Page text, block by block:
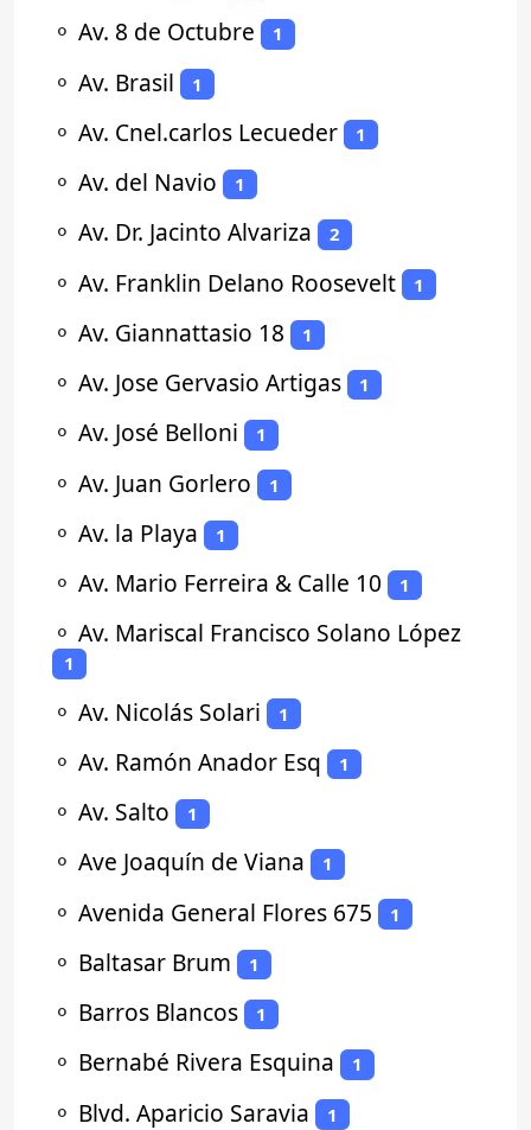
⚬ Av. 8 de Octubre 1
⚬ Av. Brasil 1
⚬ Av. Cnel.carlos Lecueder 1
⚬ Av. del Navio 1
⚬ Av. Dr. Jacinto Alvariza 2
⚬ Av. Franklin Delano Roosevelt 1
⚬ Av. Giannattasio 18 1
⚬ Av. Jose Gervasio Artigas 1
⚬ Av. José Belloni 1
⚬ Av. Juan Gorlero 1
⚬ Av. la Playa 1
⚬ Av. Mario Ferreira & Calle 10 1
⚬ Av. Mariscal Francisco Solano López
1
⚬ Av. Nicolás Solari 1
⚬ Av. Ramón Anador Esq 1
⚬ Av. Salto 1
⚬ Ave Joaquín de Viana 1
⚬ Avenida General Flores 675 1
⚬ Baltasar Brum 1
⚬ Barros Blancos 1
⚬ Bernabé Rivera Esquina 1
⚬ Blvd. Aparicio Saravia 1